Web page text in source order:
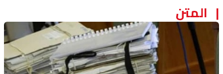
ثقافة ومجتمع
منوعات
المتن